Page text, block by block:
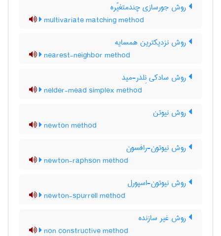
روش جورسازی چندمتغیّره
multivariate matching method
روش نزدیکترین همسایه
nearest-neighbor method
روش سادکی نِلدر-مید
nelder-mead simplex method
روش نیوتن
newton method
روش نیوتون-رافسون
newton-raphson method
روش نیوتون-اسپورل
newton-spurrell method
روش غیر سازنده
non constructive method